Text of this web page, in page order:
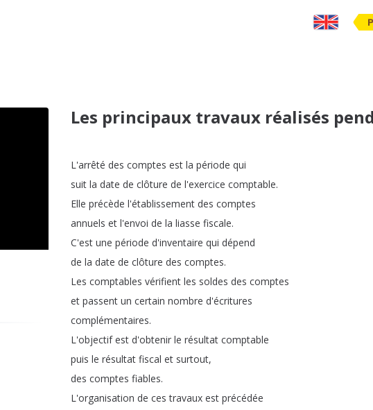
Les principaux travaux réalisés
L'arrêté des comptes est la période qui
suit la date de clôture de l'exercice comptable.
Elle précède l'établissement des comptes
annuels et l'envoi de la liasse fiscale.
C'est une période d'inventaire qui dépend
de la date de clôture des comptes.
Les comptables vérifient les soldes des comptes
et passent un certain nombre d'écritures
complémentaires.
L'objectif est d'obtenir le résultat comptable
puis le résultat fiscal et surtout,
des comptes fiables.
L'organisation de ces travaux est précédée